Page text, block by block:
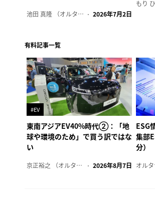
池田 真隆 （オルタナ輪番編集長） 2026年7月2日
有料記事一覧
#EV
東南アジアEV40%時代②：「地
球や環境のため」で買う訳ではな
い
京正裕之 （オルタナ副編集長） 2026年8月7日
ESG
集部
分）
オル